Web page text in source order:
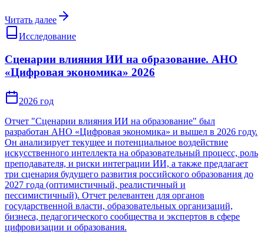
Читать далее
Исследование
Сценарии влияния ИИ на образование. АНО
«Цифровая экономика» 2026
2026 год
Отчет "Сценарии влияния ИИ на образование" был
разработан АНО «Цифровая экономика» и вышел в 2026 году.
Он анализирует текущее и потенциальное воздействие
искусственного интеллекта на образовательный процесс, роль
преподавателя, и риски интеграции ИИ, а также предлагает
три сценария будущего развития российского образования до
2027 года (оптимистичный, реалистичный и
пессимистичный). Отчет релевантен для органов
государственной власти, образовательных организаций,
бизнеса, педагогического сообщества и экспертов в сфере
цифровизации и образования.